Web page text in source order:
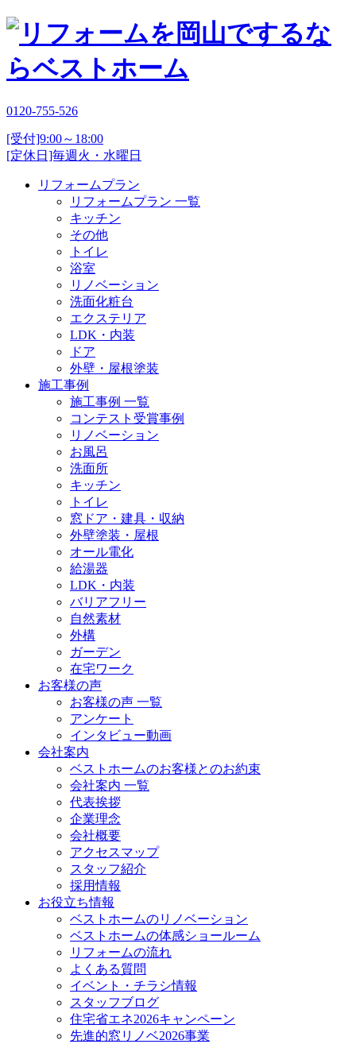
0120-755-526
[受付]9:00～18:00
[定休日]毎週火・水曜日
リフォームプラン
リフォームプラン 一覧
キッチン
その他
トイレ
浴室
リノベーション
洗面化粧台
エクステリア
LDK・内装
ドア
外壁・屋根塗装
施工事例
施工事例 一覧
コンテスト受賞事例
リノベーション
お風呂
洗面所
キッチン
トイレ
窓ドア・建具・収納
外壁塗装・屋根
オール電化
給湯器
LDK・内装
バリアフリー
自然素材
外構
ガーデン
在宅ワーク
お客様の声
お客様の声 一覧
アンケート
インタビュー動画
会社案内
ベストホームのお客様とのお約束
会社案内 一覧
代表挨拶
企業理念
会社概要
アクセスマップ
スタッフ紹介
採用情報
お役立ち情報
ベストホームのリノベーション
ベストホームの体感ショールーム
リフォームの流れ
よくある質問
イベント・チラシ情報
スタッフブログ
住宅省エネ2026キャンペーン
先進的窓リノベ2026事業